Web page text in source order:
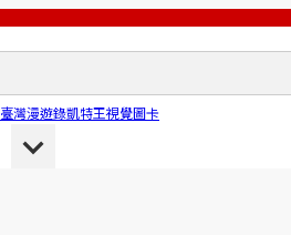
臺灣漫遊錄凱特王視覺圖卡